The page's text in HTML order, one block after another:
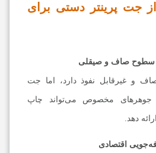
جت پرینتر دستی برای
صاف و صیقلی
غیرقابل نفوذ دارد، اما جت
جوهرهای مخصوص می‌تواند چاپ
دهد.
اقتصادی